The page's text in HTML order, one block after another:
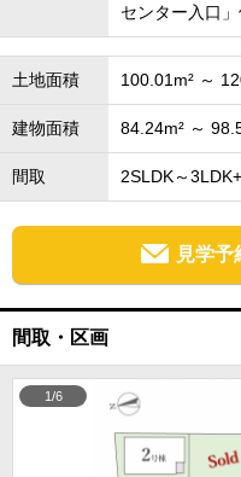
センター入口
土地面積 100.01m² ～
建物面積 84.24m² ～
間取 2SLDK～
見学予
間取・区画
1/6